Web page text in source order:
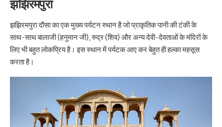
झझिरमपुरा
झझिरमपुरा दौसा का एक मुख्य पर्यटन स्थान है जो प्राकृतिक पानी की टंकी के
साथ-साथ बालाजी (हनुमान जी), रुद्र (शिव) और अन्य देवी-देवताओं के मंदिरों के
लिए भी बहुत लोकप्रिय है। इस स्थान में पर्यटक आए कर बेहुत ही हल्का महसूस
करता है।